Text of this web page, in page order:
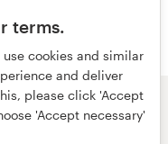
terms.
cookies and similar
and deliver
please click 'Accept
'Accept necessary'
Vista